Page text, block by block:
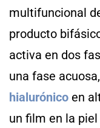
multifuncional
producto
activa en dos
una fase
hialurónico en
un film en la